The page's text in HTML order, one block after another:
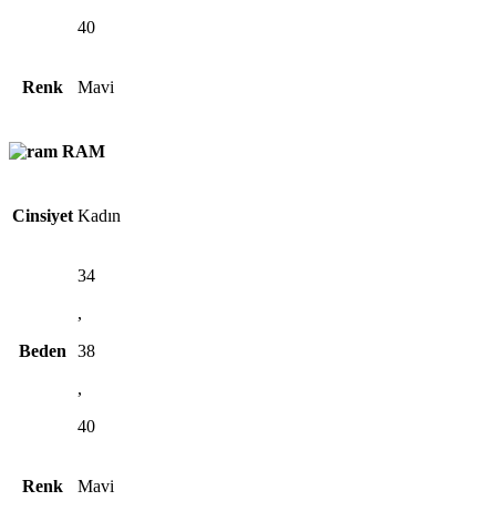
40
Renk Mavi
RAM
Cinsiyet Kadın
Beden
34
,
38
,
40
Renk Mavi